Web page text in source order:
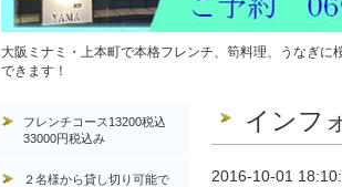
大阪ミナミ・上本町で本格フレンチ、筍料理、うなぎ
できます！
インフ
2016-10-01
フレンチコース13200税込
33000円税込み
２名様から貸し切り可能で